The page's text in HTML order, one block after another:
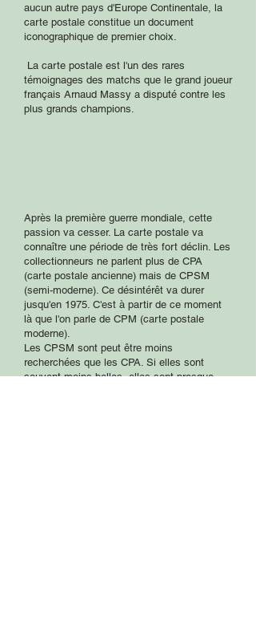
aucun autre pays d'Europe Continentale, la
carte postale constitue un document
iconographique de premier choix.
La carte postale est l'un des rares
témoignages des matchs que le grand joueur
français Arnaud Massy a disputé contre les
plus grands champions.
Après la première guerre mondiale, cette
passion va cesser. La carte postale va
connaître une période de très fort déclin. Les
collectionneurs ne parlent plus de CPA
(carte postale ancienne) mais de CPSM
(semi-moderne). Ce désintérêt va durer
jusqu'en 1975. C'est à partir de ce moment
là que l'on parle de CPM (carte postale
moderne).
Les CPSM sont peut être moins
recherchées que les CPA. Si elles sont
souvent moins belles, elles sont presque